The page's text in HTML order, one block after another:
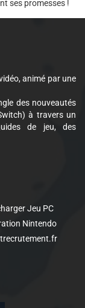
ses promesses !
animé par une
des nouveautés
à travers un
de jeu, des
Jeu PC
Nintendo